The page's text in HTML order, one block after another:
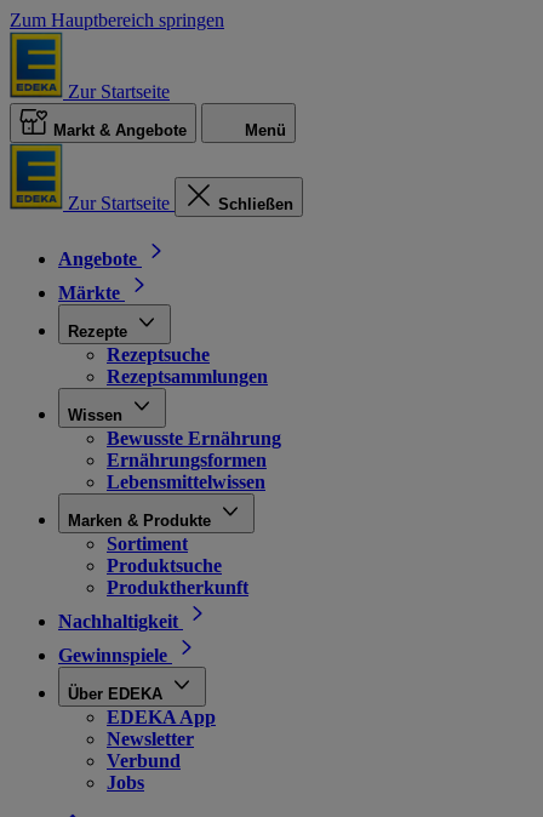
Zum Hauptbereich springen
Zur Startseite
Markt & Angebote Menü
Zur Startseite Schließen
Angebote
Märkte
Rezepte
Rezeptsuche
Rezeptsammlungen
Wissen
Bewusste Ernährung
Ernährungsformen
Lebensmittelwissen
Marken & Produkte
Sortiment
Produktsuche
Produktherkunft
Nachhaltigkeit
Gewinnspiele
Über EDEKA
EDEKA App
Newsletter
Verbund
Jobs